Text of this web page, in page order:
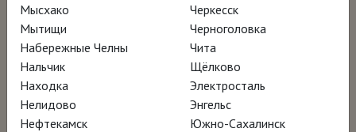
лучший документальный фильм
Премия им. Хосе Марии Форке –
лучший документальный фильм
Мысхако
Мытищи
Набережные Челны
Нальчик
Находка
Нелидово
Нефтекамск
Черкесск
Черноголовка
Чита
Щёлково
Электросталь
Энгельс
Южно-Сахалинск